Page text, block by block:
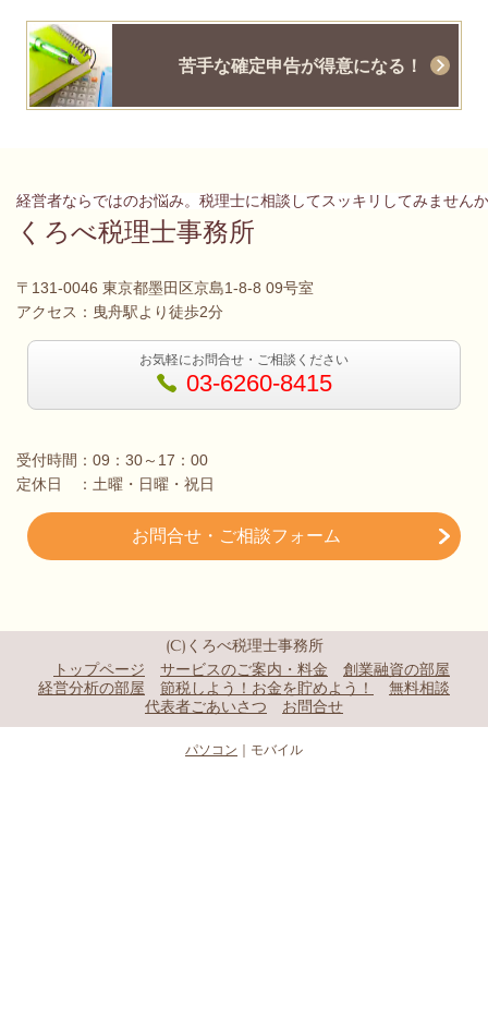
苦手な確定申告が得意になる！
経営者ならではのお悩み。税理士に相談してスッキリしてみません
くろべ税理士事務所
〒131-0046 東京都墨田区京島1-8-8 09号室
アクセス：曳舟駅より徒歩2分
お気軽にお問合せ・ご相談ください
03-6260-8415
受付時間：09：30～17：00
定休日 ：土曜・日曜・祝日
お問合せ・ご相談フォーム
(C)くろべ税理士事務所
トップページ
サービスのご案内・料金
創業融資の部屋
経営分析の部屋
節税しよう！お金を貯めよう！
無料相談
代表者ごあいさつ
お問合せ
パソコン ｜モバイル